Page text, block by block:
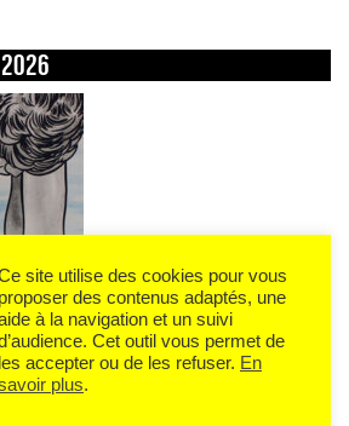
site utilise des cookies pour vous
proposer des contenus adaptés, une
à la navigation et un suivi
Cet outil vous permet de
les accepter ou de les refuser. En
plus.